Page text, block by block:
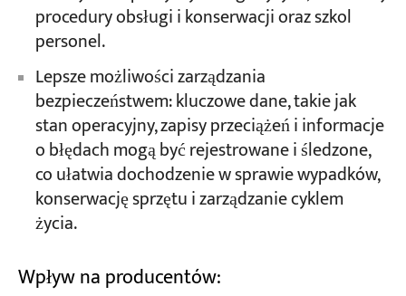
procedury obsługi i konserwacji oraz szkol
personel.
Lepsze możliwości zarządzania
bezpieczeństwem: kluczowe dane, takie jak
stan operacyjny, zapisy przeciążeń i informacje
o błędach mogą być rejestrowane i śledzone,
co ułatwia dochodzenie w sprawie wypadków,
konserwację sprzętu i zarządzanie cyklem
życia.
Wpływ na producentów: